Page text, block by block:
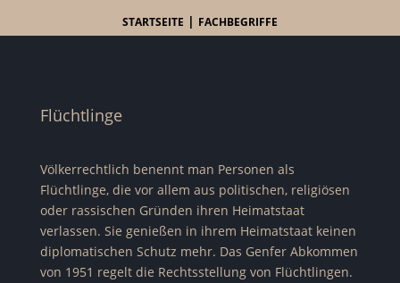
STARTSEITE | FACHBEGRIFFE
Flüchtlinge
Völkerrechtlich benennt man Personen als
Flüchtlinge, die vor allem aus politischen, religiösen
oder rassischen Gründen ihren Heimatstaat
verlassen. Sie genießen in ihrem Heimatstaat keinen
diplomatischen Schutz mehr. Das Genfer Abkommen
von 1951 regelt die Rechtsstellung von Flüchtlingen.